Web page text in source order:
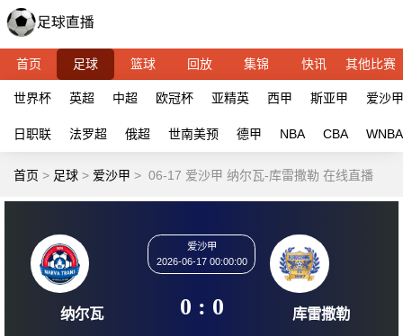
首页 足球 篮球 回放 集锦 快讯 其他比赛
世界杯 英超 中超 欧冠杯 亚精英 西甲 斯亚甲 爱沙甲
日职联 法罗超 俄超 世南美预 德甲 NBA CBA WNBA
首页 > 足球 > 爱沙甲 > 06-17 爱沙甲 纳尔瓦-库雷撒勒 在线直播
2026-06-17 00:00:00